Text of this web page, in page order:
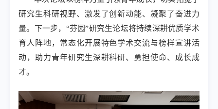
研究生科研视野、激发了创新动能、凝聚了奋进力
量。下一步，“芬园”研究生论坛将持续深耕优质学术
育人阵地，常态化开展特色学术交流与榜样宣讲活
动，助力青年研究生深耕科研、勇担使命、成长成
才。